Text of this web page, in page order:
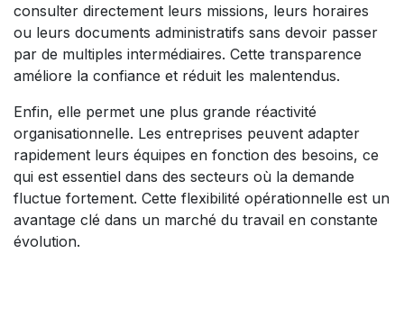
consulter directement leurs missions, leurs horaires
ou leurs documents administratifs sans devoir passer
par de multiples intermédiaires. Cette transparence
améliore la confiance et réduit les malentendus.
Enfin, elle permet une plus grande réactivité
organisationnelle. Les entreprises peuvent adapter
rapidement leurs équipes en fonction des besoins, ce
qui est essentiel dans des secteurs où la demande
fluctue fortement. Cette flexibilité opérationnelle est un
avantage clé dans un marché du travail en constante
évolution.